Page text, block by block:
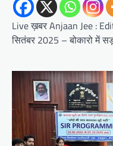
Live ख़बर Anjaan Jee :
सितंबर 2025 – बोकारो में